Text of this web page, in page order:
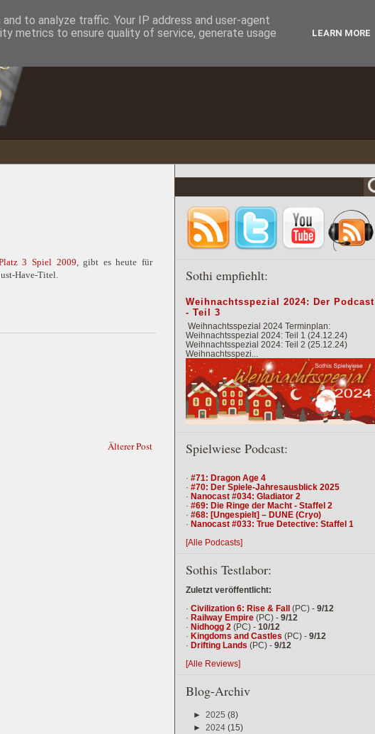
3 Spiel 2009, gibt es heute für
Have-Titel.
Älterer Post
Sothi empfiehlt:
Weihnachtsspezial 2024: Der Podcast
- Teil 3
Weihnachtsspezial 2024 Terminplan:
Weihnachtsspezial 2024: Teil 1 (24.12.24)
Weihnachtsspezial 2024: Teil 2 (25.12.24)
Weihnachtsspezi...
Spielwiese Podcast:
· #71: Dragon Age 4
· #70: Der Spiele-Jahresausblick 2025
· Nanocast #034: Gladiator 2
· #69: Die Ringe der Macht - Staffel 2
· #68: [Ungespielt] – DUNE (Cryo)
· Nanocast #033: True Detective: Staffel 1
[Alle Podcasts]
Sothis Testlabor:
Zuletzt veröffentlicht:
· Civilization 6: Rise & Fall (PC) - 9/12
· Railway Empire (PC) - 9/12
· Nidhogg 2 (PC) - 10/12
· Kingdoms and Castles (PC) - 9/12
· Drifting Lands (PC) - 9/12
[Alle Reviews]
Blog-Archiv
► 2025 (8)
► 2024 (15)
to analyze traffic. Your IP address and user-agent
metrics to ensure quality of service, generate usage
LEARN MORE